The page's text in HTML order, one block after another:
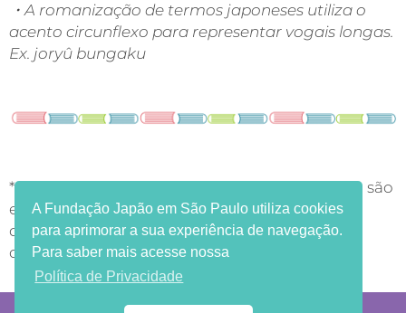
・A romanização de termos japoneses utiliza o
acento circunflexo para representar vogais longas.
Ex. joryû bungaku
*Os usos de imagens e conteúdos desta página são
exclusivamente para fins educacionais e de
divulgação de cultura japonesa, sem fins
comerciais.
A Fundação Japão em São Paulo utiliza cookies
para aprimorar a sua experiência de navegação.
Para saber mais acesse nossa
Política de Privacidade